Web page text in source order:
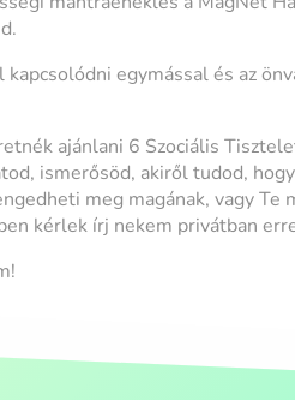
egymással és az
ajánlani 6 Szociális
ismerősöd, akiről tudod,
meg magának, vagy Te
kérlek írj nekem privátban